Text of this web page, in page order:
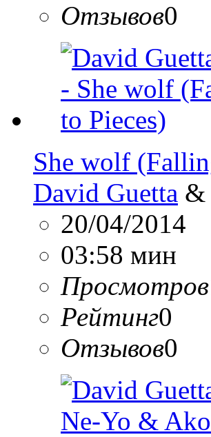
Отзывов0
She wolf
David Guetta &
20/04/2014
03:58 мин
Просмотров
Рейтинг0
Отзывов0